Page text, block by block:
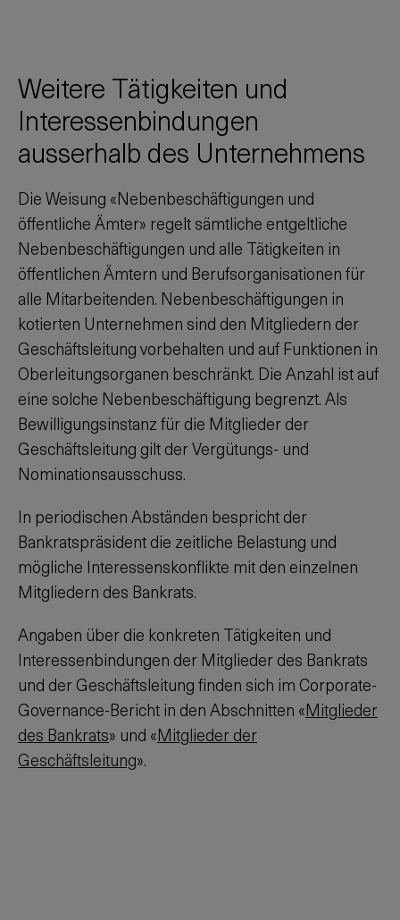
Weitere Tätigkeiten und
Interessenbindungen
ausserhalb des Unternehmens
Die Weisung «Nebenbeschäftigungen und
öffentliche Ämter» regelt sämtliche entgeltliche
Nebenbeschäftigungen und alle Tätigkeiten in
öffentlichen Ämtern und Berufsorganisationen für
alle Mitarbeitenden. Nebenbeschäftigungen in
kotierten Unternehmen sind den Mitgliedern der
Geschäftsleitung vorbehalten und auf Funktionen in
Oberleitungsorganen beschränkt. Die Anzahl ist auf
eine solche Nebenbeschäftigung begrenzt. Als
Bewilligungsinstanz für die Mitglieder der
Geschäftsleitung gilt der Vergütungs- und
Nominationsausschuss.
In periodischen Abständen bespricht der
Bankratspräsident die zeitliche Belastung und
mögliche Interessenskonflikte mit den einzelnen
Mitgliedern des Bankrats.
Angaben über die konkreten Tätigkeiten und
Interessenbindungen der Mitglieder des Bankrats
und der Geschäftsleitung finden sich im Corporate-
Governance-Bericht in den Abschnitten «Mitglieder
des Bankrats» und «Mitglieder der
Geschäftsleitung».